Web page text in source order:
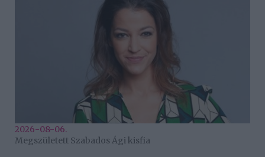
2026-08-06.
Megszületett Szabados Ági kisfia